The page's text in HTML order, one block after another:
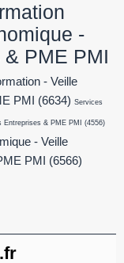
-
PME PMI
- Veille
PMI
(6634) Services
& PME PMI (4556)
- Veille
PMI
(6566)